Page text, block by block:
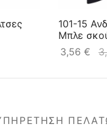
101-15
Μπλε
3,56 €